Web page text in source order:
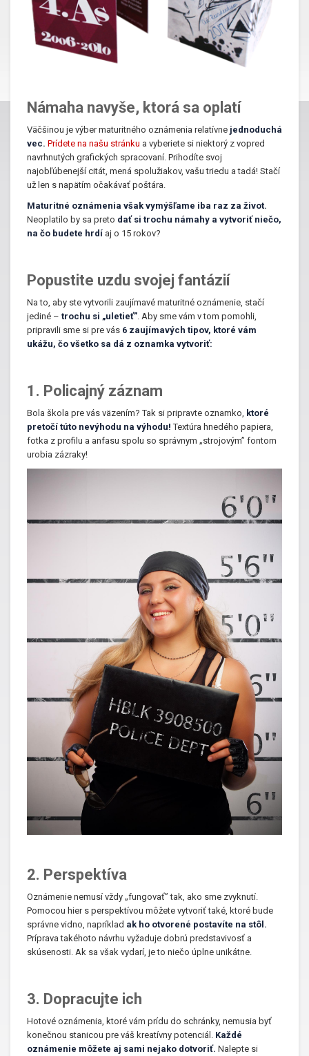
Námaha navyše, ktorá sa oplatí
Väčšinou je výber maturitného oznámenia relatívne jednoduchá
vec. Prídete na našu stránku a vyberiete si niektorý z vopred
navrhnutých grafických spracovaní. Prihodíte svoj
najobľúbenejší citát, mená spolužiakov, vašu triedu a tadá! Stačí
už len s napätím očakávať poštára.
Maturitné oznámenia však vymýšľame iba raz za život.
Neoplatilo by sa preto dať si trochu námahy a vytvoriť niečo,
na čo budete hrdí aj o 15 rokov?
Popustite uzdu svojej fantázií
Na to, aby ste vytvorili zaujímavé maturitné oznámenie, stačí
jediné – trochu si „uletieť” . Aby sme vám v tom pomohli,
pripravili sme si pre vás 6 zaujímavých tipov, ktoré vám
ukážu, čo všetko sa dá z oznamka vytvoriť:
1. Policajný záznam
Bola škola pre vás väzením? Tak si pripravte oznamko, ktoré
pretočí túto nevýhodu na výhodu! Textúra hnedého papiera,
fotka z profilu a anfasu spolu so správnym „strojovým” fontom
urobia zázraky!
2. Perspektíva
Oznámenie nemusí vždy „fungovať” tak, ako sme zvyknutí.
Pomocou hier s perspektívou môžete vytvoriť také, ktoré bude
správne vidno, napríklad ak ho otvorené postavíte na stôl.
Príprava takéhoto návrhu vyžaduje dobrú predstavivosť a
skúsenosti. Ak sa však vydarí, je to niečo úplne unikátne.
3. Dopracujte ich
Hotové oznámenia, ktoré vám prídu do schránky, nemusia byť
konečnou stanicou pre váš kreatívny potenciál. Každé
oznámenie môžete aj sami nejako dotvoriť. Nalepte si